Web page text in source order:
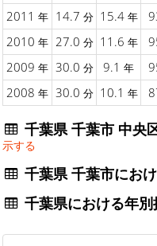
2011 年 14.7 分 15.4 年
2010 年 27.0 分 11.6 年
2009 年 30.0 分 9.1 年
2008 年 30.0 分 10.1 年
千葉県 千葉市 中
示する
千葉県 千葉市にお
千葉県における年